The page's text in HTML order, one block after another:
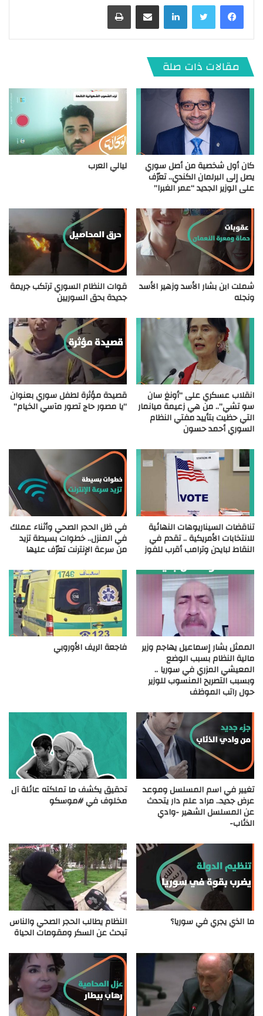
لينكدإن
مقالات ذات صلة
كان أول شخصية من أصل سوري
يصل إلى البرلمان الكندي.. تعرّف
على الوزير الجديد “عمر الغبرا”
ليالي العرب
شملت ابن بشار الأسد وزهير الأسد
ونجله
قوات النظام السوري ترتكب جريمة
جديدة بحق السوريين
انقلاب عسكري على “أونغ سان
سو تشي”.. من هي زعيمة ميانمار
التي حظيت بتأييد مفتي النظام
السوري أحمد حسون
قصيدة مؤثرة لطفل سوري بعنوان
“يا مصور حاج تصور مآسي الخيام”
تناقضات السيناريوهات النهائية
للانتخابات الأمريكية .. تقدم في
النقاط لبايدن وترامب أقرب للفوز
في ظل الحجر الصحي وأثناء عملك
في المنزل.. خطوات بسيطة تزيد
من سرعة الإنترنت تعرّف عليها
الممثل بشار إسماعيل يهاجم وزير
مالية النظام بسبب الوضع
المعيشي المزري في سوريا ..
وبسبب التصريح المنسوب للوزير
حول راتب الموظف
فاجعة الريف الأوروبي
تغيير في اسم المسلسل وموعد
عرض جديد.. مراد علم دار يتحدث
عن المسلسل الشهير -وادي
الذئاب-
تحقيق يكشف ما تملكته عائلة آل
مخلوف في #موسكو
ما الذي يجري في سوريا؟ النظام يطالب الحجر الصحي والناس
تبحث عن السكر ومقومات الحياة